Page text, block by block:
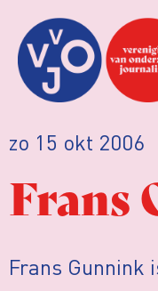
zo 15 okt 2006
Frans
Frans Gunnink